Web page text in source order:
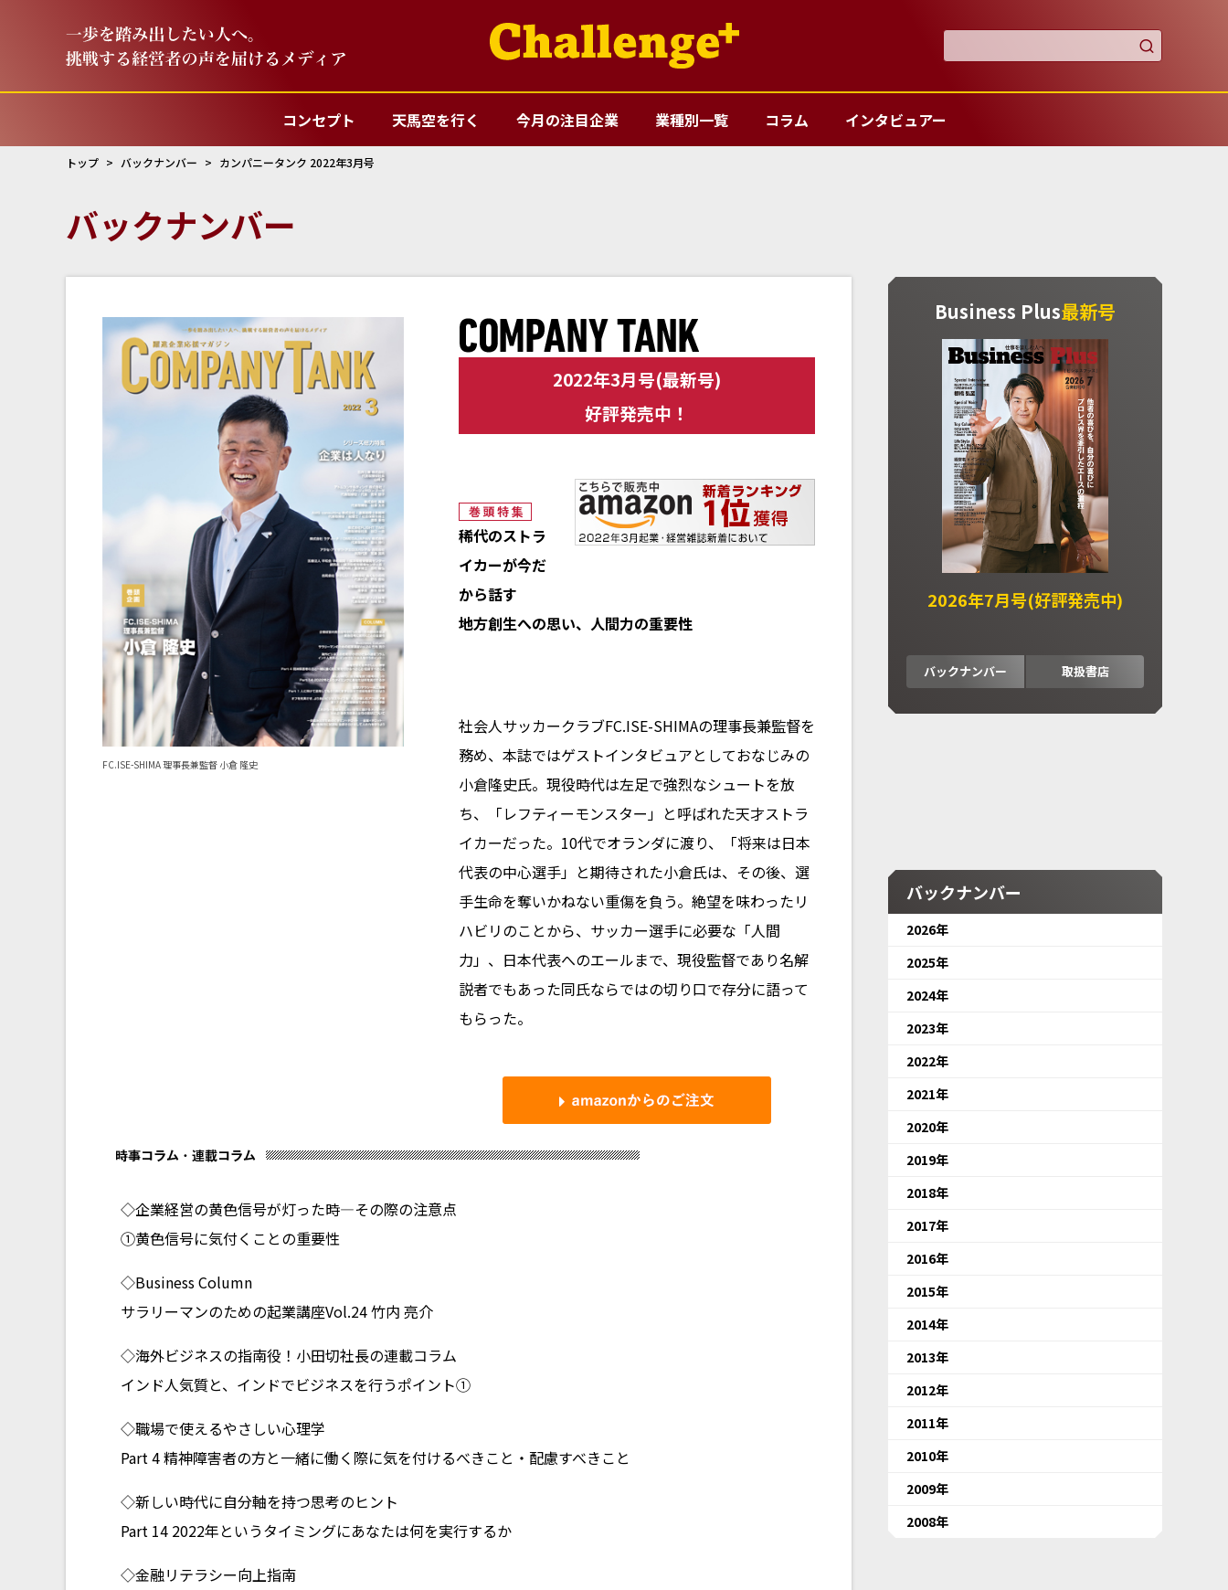

コンセプト 天馬空を行く 今月の注目企業 業種別一覧 コラム インタビュアー
トップ バックナンバー カンパニータンク 2022年3月号
バックナンバー
FC.ISE-SHIMA 理事長兼監督 小倉 隆史
2022年3月号(最新号)
好評発売中！
稀代のストラ
イカーが今だ
から話す
地方創生への思い、人間力の重要性
社会人サッカークラブFC.ISE-SHIMAの理事長兼監督を
務め、本誌ではゲストインタビュアとしておなじみの
小倉隆史氏。現役時代は左足で強烈なシュートを放
ち、「レフティーモンスター」と呼ばれた天才ストラ
イカーだった。10代でオランダに渡り、「将来は日本
代表の中心選手」と期待された小倉氏は、その後、選
手生命を奪いかねない重傷を負う。絶望を味わったリ
ハビリのことから、サッカー選手に必要な「人間
力」、日本代表へのエールまで、現役監督であり名解
説者でもあった同氏ならではの切り口で存分に語って
もらった。
◇企業経営の黄色信号が灯った時―その際の注意点
①黄色信号に気付くことの重要性
◇Business Column
サラリーマンのための起業講座Vol.24 竹内 亮介
◇海外ビジネスの指南役！小田切社長の連載コラム
インド人気質と、インドでビジネスを行うポイント①
◇職場で使えるやさしい心理学
Part 4 精神障害者の方と一緒に働く際に気を付けるべきこと・配慮すべきこと
◇新しい時代に自分軸を持つ思考のヒント
Part 14 2022年というタイミングにあなたは何を実行するか
◇金融リテラシー向上指南
Business Plus最新号
2026年7月号(好評発売中)
バックナンバー 取扱書店
バックナンバー
2026年
2025年
2024年
2023年
2022年
2021年
2020年
2019年
2018年
2017年
2016年
2015年
2014年
2013年
2012年
2011年
2010年
2009年
2008年